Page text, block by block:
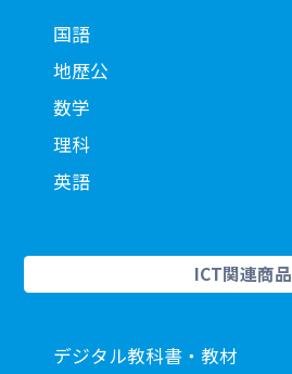
国語
地歴公
数学
理科
英語
ICT関連商品
デジタル教科書・教材